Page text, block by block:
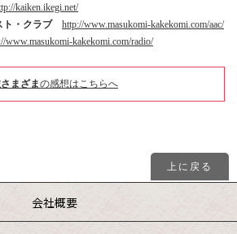
kaiken.ikegi.net/
ト・クラブ
http://www.masukomi-kakekomi.com/aac/
www.masukomi-kakekomi.com/radio/
まざまの感想はこちらへ
上に戻る
会社概要